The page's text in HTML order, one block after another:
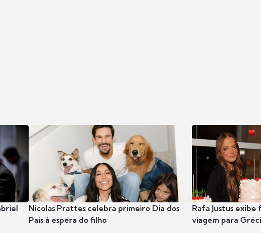
Nicolas Prattes celebra primeiro Dia dos
Pais à espera do filho
Rafa Justus exibe
viagem para